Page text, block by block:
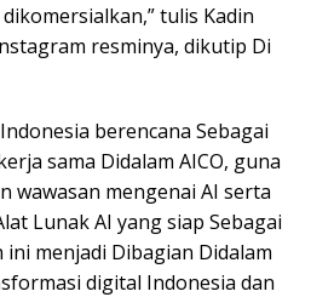
tulis Kadin
resminya, dikutip Di
berencana Sebagai
sama Didalam AICO, guna
wawasan mengenai AI serta
Lunak AI yang siap Sebagai
menjadi Dibagian Didalam
digital Indonesia dan